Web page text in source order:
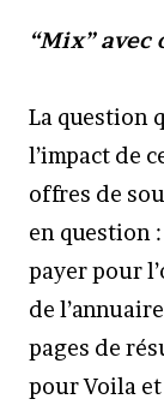
“Mix”
La question
l’impact de
offres de
en question
payer pour
de
pages de
pour Voila